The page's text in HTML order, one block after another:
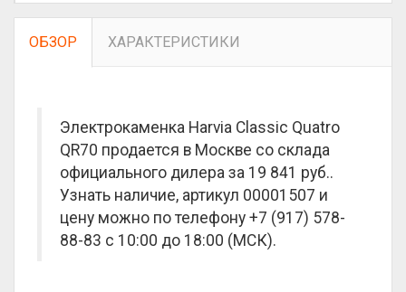
ОБЗОР ХАРАКТЕРИСТИКИ
Электрокаменка Harvia Classic Quatro
QR70 продается в Москве со склада
официального дилера за 19 841 руб..
Узнать наличие, артикул 00001507 и
цену можно по телефону +7 (917) 578-
88-83 с 10:00 до 18:00 (МСК).